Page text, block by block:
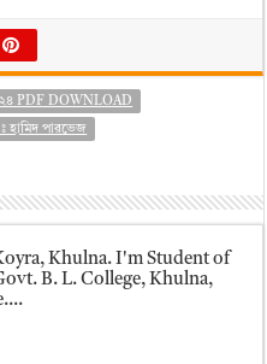
PDF DOWNLOAD
হামিদ পারভেজ
Khulna. I'm Student of
B. L. College, Khulna,